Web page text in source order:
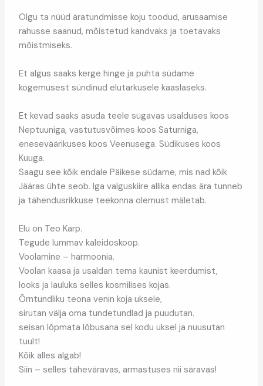
Olgu ta nüüd äratundmisse koju toodud, arusaamise
rahusse saanud, mõistetud kandvaks ja toetavaks
mõistmiseks.
Et algus saaks kerge hinge ja puhta südame
kogemusest sündinud elutarkusele kaaslaseks.
Et kevad saaks asuda teele sügavas usalduses koos
Neptuuniga, vastutusvõimes koos Saturniga,
eneseväärikuses koos Veenusega. Südikuses koos
Kuuga.
Saagu see kõik endale Päikese südame, mis nad kõik
Jääras ühte seob. Iga valguskiire allika endas ära tunneb
ja tähendusrikkuse teekonna olemust mäletab.
Elu on Teo Karp.
Tegude lummav kaleidoskoop.
Voolamine – harmoonia.
Voolan kaasa ja usaldan tema kaunist keerdumist,
looks ja lauluks selles kosmilises kojas.
Õrntundliku teona venin koja uksele,
sirutan välja oma tundetundlad ja puudutan.
seisan lõpmata lõbusana sel kodu uksel ja nuusutan
tuult!
Kõik alles algab!
Siin – selles täheväravas, armastuses nii säravas!